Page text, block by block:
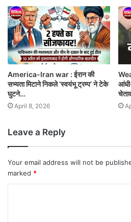
America-Iran war : ईरान की
सभ्यता मिटाने निकले ‘स्वयंभू ट्रम्प’ ने टेके
घुटने…
April 8, 2026
Leave a Reply
Your email address will not be
marked *